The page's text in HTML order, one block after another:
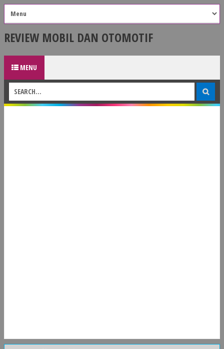
REVIEW MOBIL DAN OTOMOTIF
MENU